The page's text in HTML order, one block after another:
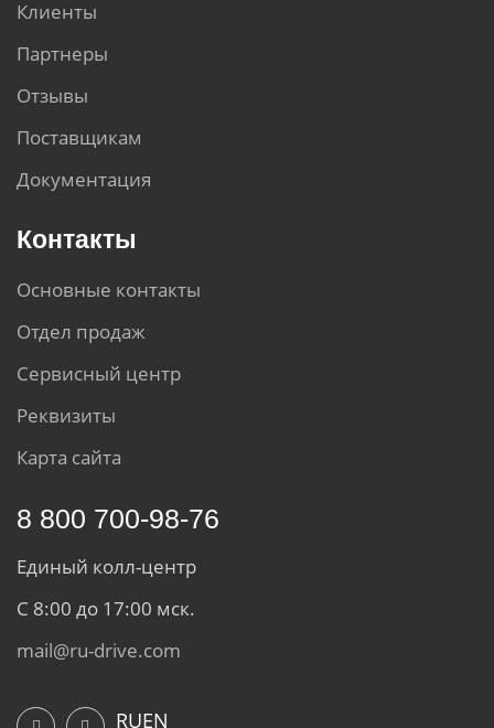
Клиенты
Партнеры
Отзывы
Поставщикам
Документация
Контакты
Основные контакты
Отдел продаж
Сервисный центр
Реквизиты
Карта сайта
8 800 700-98-76
Единый колл-центр
С 8:00 до 17:00 мск.
mail@ru-drive.com
RUEN